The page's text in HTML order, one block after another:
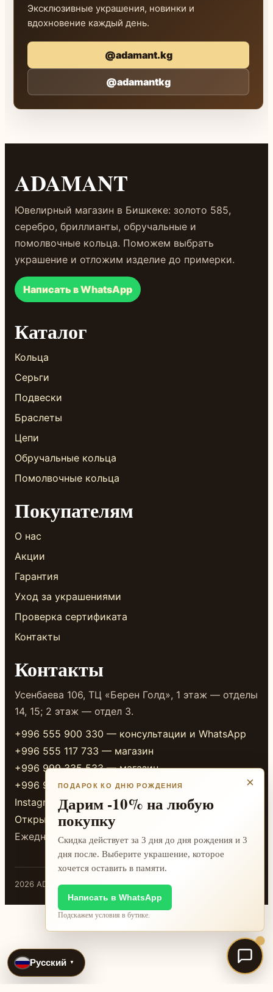
Эксклюзивные украшения, новинки и
вдохновение каждый день.
@adamant.kg
@adamantkg
ADAMANT
Ювелирный магазин в Бишкеке: золото 585,
серебро, бриллианты, обручальные и
помолвочные кольца. Поможем выбрать
украшение и отложим изделие до примерки.
Написать в WhatsApp
Каталог
Кольца
Серьги
Подвески
Браслеты
Цепи
Обручальные кольца
Помолвочные кольца
Покупателям
О нас
Акции
Гарантия
Уход за украшениями
Проверка сертификата
Контакты
Контакты
Усенбаева 106, ТЦ «Берен Голд», 1 этаж — отделы
14, 15; 2 этаж — отдел 3.
+996 555 900 330 — консультации и WhatsApp
+996 555 117 733 — магазин
+996 999 335 533 — магазин
+996 999 338 333 — магазин
Instagram
Открыть в 2GIS
Ежедневно 10:00-20:00
2026 ADAMANT · Бишкек
Русский ▼
×
ПОДАРОК КО ДНЮ РОЖДЕНИЯ
Дарим -10% на любую
покупку
Скидка действует за 3 дня до дня рождения и 3
дня после. Выберите украшение, которое
хочется оставить в памяти.
Написать в WhatsApp
Подскажем условия в бутике.